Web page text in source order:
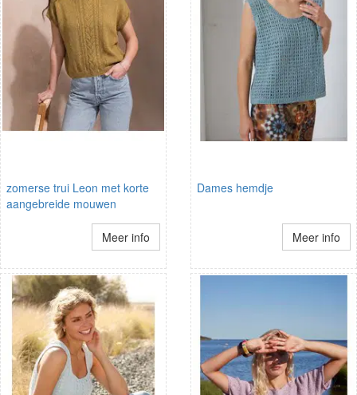
zomerse trui Leon met korte
aangebreide mouwen
Meer info
Dames hemdje
Meer info